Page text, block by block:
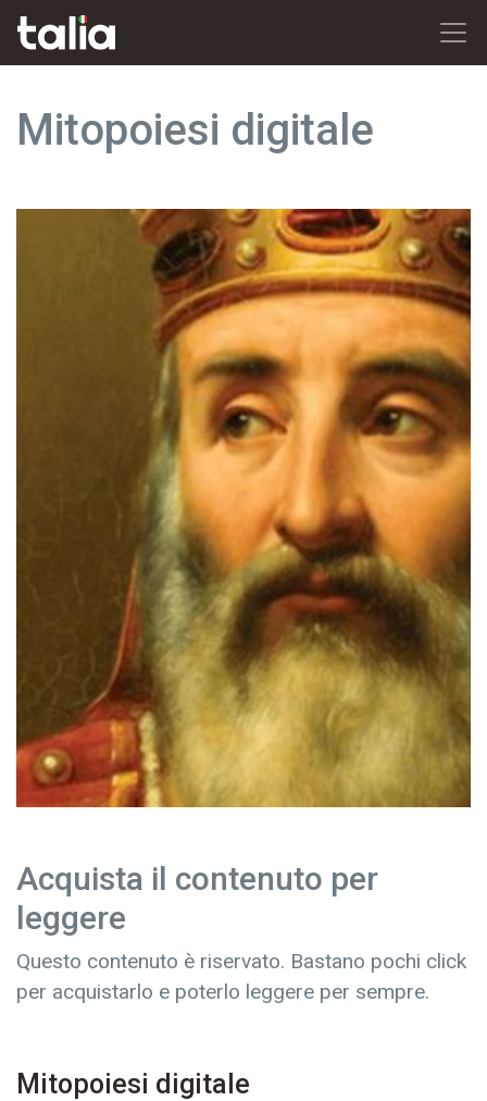
Mitopoiesi digitale
Acquista il contenuto per
leggere
Questo contenuto è riservato. Bastano pochi click
per acquistarlo e poterlo leggere per sempre.
Mitopoiesi digitale